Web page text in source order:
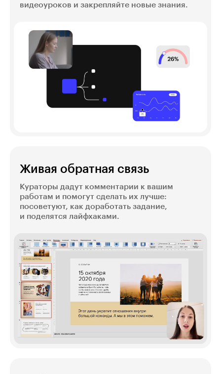
видеоуроков и закрепляйте новые знания.
Живая обратная связь
Кураторы дадут комментарии к вашим
работам и помогут сделать их лучше:
посоветуют, как доработать задание,
и поделятся лайфхаками.